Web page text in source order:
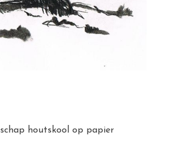
houtskool op papier